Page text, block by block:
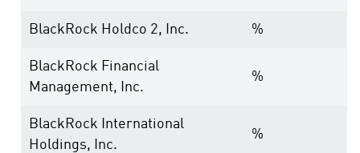
BlackRock Holdco 2, Inc. %
BlackRock Financial
Management, Inc.
%
BlackRock International
Holdings, Inc.
%